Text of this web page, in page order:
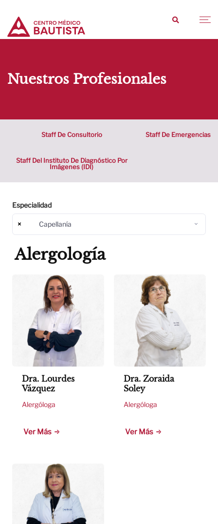
Nuestros Profesionales
Staff De Consultorio Staff De Emergencias
Staff Del Instituto De Diagnóstico Por
Imágenes (IDI)
Especialidad
× Capellanía
Alergología
Dra. Lourdes
Vázquez
Alergóloga
Ver Más
Dra. Zoraida
Soley
Alergóloga
Ver Más